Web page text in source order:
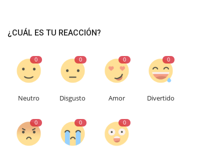
¿CUÁL ES TU REACCIÓN?
0
Neutro
0
Disgusto
0
Amor
0
Divertido
0 0 0